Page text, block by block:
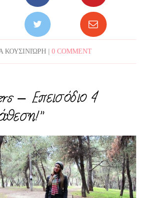
ΚΟΥΣΙΝΙΏΡΗ |0 COMMENT
– Επεισόδιο 4